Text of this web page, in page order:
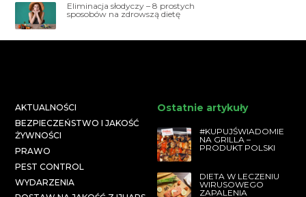
Eliminacja słodyczy – 8 prostych
sposobów na zdrowszą dietę
AKTUALNOŚCI
BEZPIECZEŃSTWO I JAKOŚĆ
ŻYWNOŚCI
PRAWO
PEST CONTROL
WYDARZENIA
Ostatnie artykuły
#KUPUJŚWIADOMIE
NA GRILLA –
PRODUKT POLSKI
DIETA W LECZENIU
WIRUSOWEGO
ZAPALENIA